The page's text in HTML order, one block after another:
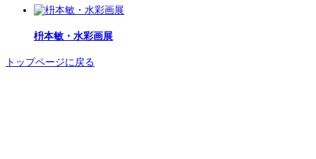
枡本敏・水彩画展
トップページに戻る